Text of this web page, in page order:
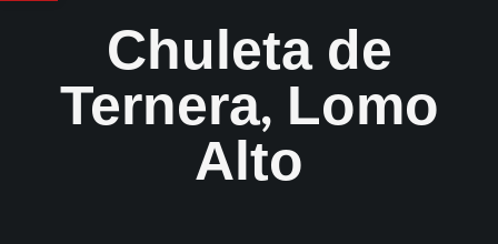
Chuleta de
Ternera, Lomo
Alto